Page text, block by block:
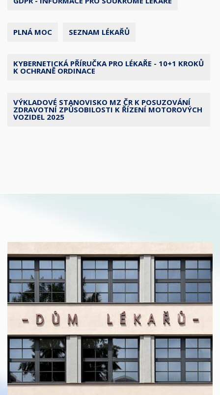
PLNÁ MOC SEZNAM LÉKAŘŮ
KYBERNETICKÁ PŘÍRUČKA PRO LÉKAŘE - 10+1 KROKŮ
K OCHRANĚ ORDINACE
VÝKLADOVÉ STANOVISKO MZ ČR K POSUZOVÁNÍ
ZDRAVOTNÍ ZPŮSOBILOSTI K ŘÍZENÍ MOTOROVÝCH
VOZIDEL 2025